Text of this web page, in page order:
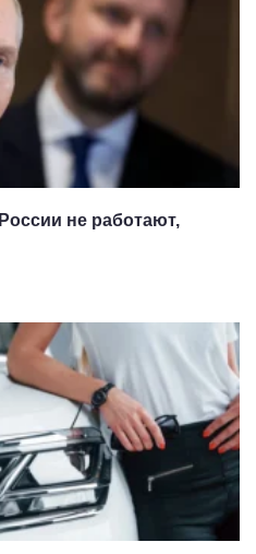
не работают,